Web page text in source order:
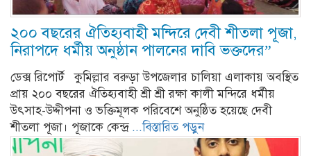
২০০ বছরের ঐতিহ্যবাহী মন্দিরে দেবী শীতলা পূজা,
নিরাপদে ধর্মীয় অনুষ্ঠান পালনের দাবি ভক্তদের”
ডেক্স রিপোর্ট কুমিল্লার বরুড়া উপজেলার চালিয়া এলাকায় অবস্থিত
প্রায় ২০০ বছরের ঐতিহ্যবাহী শ্রী শ্রী রক্ষা কালী মন্দিরে ধর্মীয়
উৎসাহ-উদ্দীপনা ও ভক্তিমূলক পরিবেশে অনুষ্ঠিত হয়েছে দেবী
শীতলা পূজা। পূজাকে কেন্দ্র ...বিস্তারিত পড়ুন